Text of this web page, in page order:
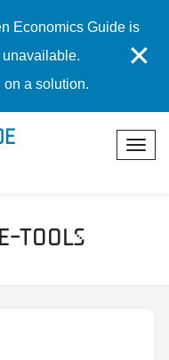
Economics Guide is
a solution.
✕
Tools